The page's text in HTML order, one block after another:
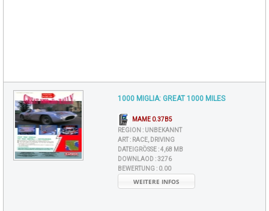
1000 MIGLIA: GREAT 1000 MILES
MAME 0.37B5
REGION : UNBEKANNT
ART : RACE, DRIVING
DATEIGRÖSSE : 4,68 MB
DOWNLAOD :3276
BEWERTUNG : 0.00
WEITERE INFOS